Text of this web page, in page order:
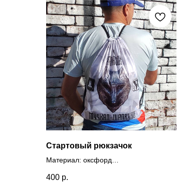
Стартовый рюкзачок
Материал: оксфорд
400 р.